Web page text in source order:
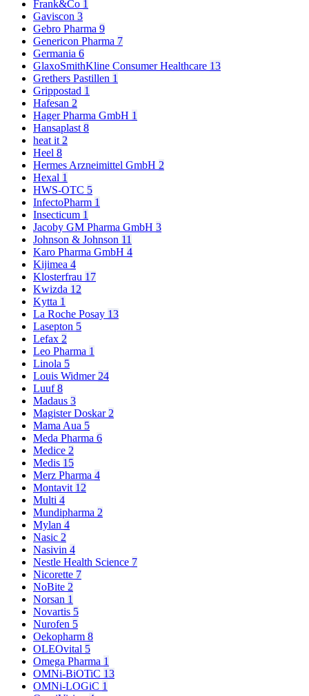
Frank&Co 1
Gaviscon 3
Gebro Pharma 9
Genericon Pharma 7
Germania 6
GlaxoSmithKline Consumer Healthcare 13
Grethers Pastillen 1
Grippostad 1
Hafesan 2
Hager Pharma GmbH 1
Hansaplast8
heat it2
Heel 8
Hermes Arzneimittel GmbH 2
Hexal 1
HWS-OTC 5
InfectoPharm 1
Insecticum 1
Jacoby GM Pharma GmbH 3
Johnson & Johnson 11
Karo Pharma GmbH 4
Kijimea 4
Klosterfrau 17
Kwizda 12
Kytta 1
La Roche Posay 13
Lasepton 5
Lefax 2
Leo Pharma 1
Linola 5
Louis Widmer24
Luuf8
Madaus 3
Magister Doskar2
Mama Aua 5
Meda Pharma 6
Medice 2
Medis 15
Merz Pharma 4
Montavit 12
Multi 4
Mundipharma 2
Mylan 4
Nasic 2
Nasivin 4
Nestle Health Science 7
Nicorette 7
NoBite 2
Norsan 1
Novartis 5
Nurofen 5
Oekopharm 8
OLEOvital 5
Omega Pharma 1
OMNi-BiOTiC 13
OMNi-LOGiC 1